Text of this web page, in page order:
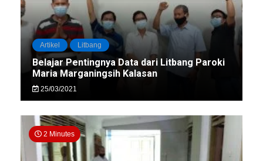
Artikel Litbang
Belajar Pentingnya Data dari Litbang Paroki
Maria Marganingsih Kalasan
25/03/2021
2 Minutes